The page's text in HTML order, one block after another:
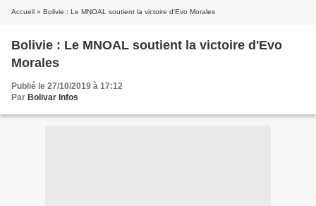
Accueil » Bolivie : Le MNOAL soutient la victoire d'Evo Morales
Bolivie : Le MNOAL soutient la victoire d'Evo
Morales
Publié le 27/10/2019 à 17:12
Par Bolivar Infos